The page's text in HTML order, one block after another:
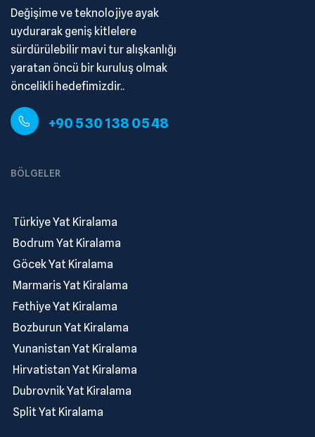
Değişime ve teknolojiye ayak
uydurarak geniş kitlelere
sürdürülebilir mavi tur alışkanlığı
yaratan öncü bir kuruluş olmak
öncelikli hedefimizdir..
+90 530 138 05 48
BÖLGELER
Türkiye Yat Kiralama
Bodrum Yat Kiralama
Göcek Yat Kiralama
Marmaris Yat Kiralama
Fethiye Yat Kiralama
Bozburun Yat Kiralama
Yunanistan Yat Kiralama
Hirvatistan Yat Kiralama
Dubrovnik Yat Kiralama
Split Yat Kiralama